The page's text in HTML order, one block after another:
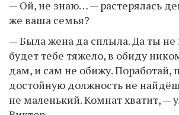
— Ой, не знаю… — растерялась
же ваша семья?
— Была жена да сплыла. Да ты не
будет тебе тяжело, в обиду
дам, и сам не обижу. Поработай,
достойную должность не
не маленький. Комнат хватит, —